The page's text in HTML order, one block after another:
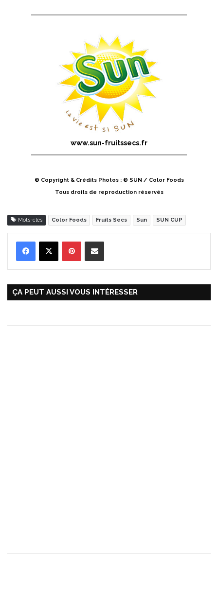
www.sun-fruitssecs.fr
© Copyright & Crédits Photos : © SUN / Color Foods
Tous droits de reproduction réservés
Mots-clés Color Foods Fruits Secs Sun SUN CUP
ÇA PEUT AUSSI VOUS INTÉRESSER